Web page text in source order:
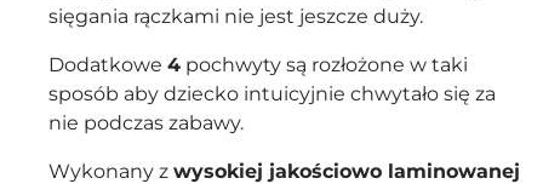
sięgania rączkami nie jest jeszcze duży.
Dodatkowe 4 pochwyty są rozłożone w taki
sposób aby dziecko intuicyjnie chwytało się za
nie podczas zabawy.
Wykonany z wysokiej jakościowo laminowanej